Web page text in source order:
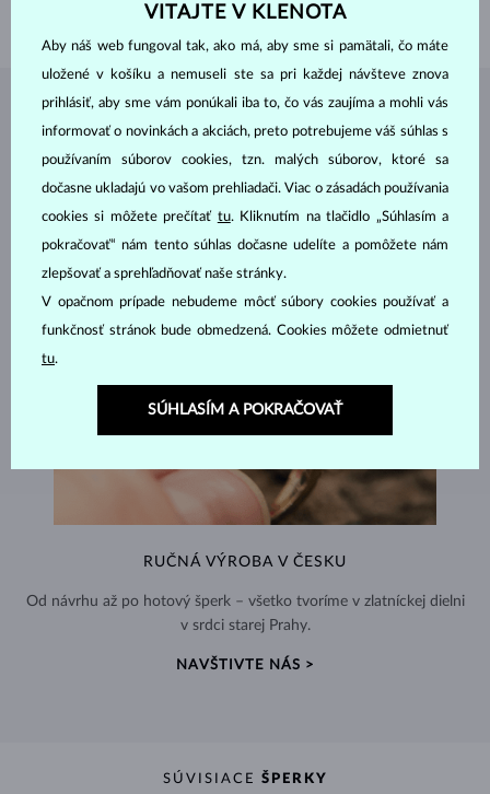
1.40 g
ŠPERKY Z ATELIÉRU KLENOTA
RUČNÁ VÝROBA V ČESKU
Od návrhu až po hotový šperk – všetko tvoríme v zlatníckej dielni
v srdci starej Prahy.
NAVŠTIVTE NÁS >
SÚVISIACE ŠPERKY
VITAJTE V KLENOTA
Aby náš web fungoval tak, ako má, aby sme si pamätali, čo máte
uložené v košíku a nemuseli ste sa pri každej návšteve znova
prihlásiť, aby sme vám ponúkali iba to, čo vás zaujíma a mohli vás
informovať o novinkách a akciách, preto potrebujeme váš súhlas s
používaním súborov cookies, tzn. malých súborov, ktoré sa
dočasne ukladajú vo vašom prehliadači. Viac o zásadách používania
cookies si môžete prečítať tu. Kliknutím na tlačidlo „Súhlasím a
pokračovať“ nám tento súhlas dočasne udelíte a pomôžete nám
zlepšovať a sprehľadňovať naše stránky.
V opačnom prípade nebudeme môcť súbory cookies používať a
funkčnosť stránok bude obmedzená. Cookies môžete odmietnuť
tu.
SÚHLASÍM A POKRAČOVAŤ